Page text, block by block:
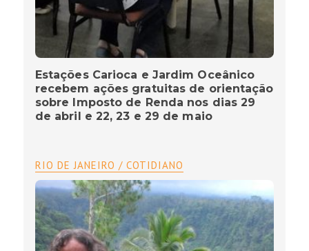
Estações Carioca e Jardim Oceânico
recebem ações gratuitas de orientação
sobre Imposto de Renda nos dias 29
de abril e 22, 23 e 29 de maio
RIO DE JANEIRO / COTIDIANO